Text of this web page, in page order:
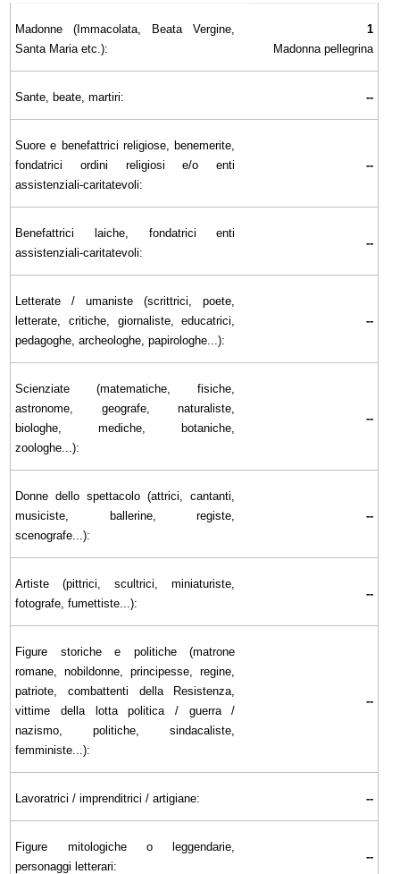
Madonne (Immacolata, Beata Vergine,
Santa Maria etc.):
1
Madonna pellegrina
Sante, beate, martiri: --
Suore e benefattrici religiose, benemerite,
fondatrici ordini religiosi e/o enti
assistenziali-caritatevoli:
--
Benefattrici laiche, fondatrici enti
assistenziali-caritatevoli:
--
Letterate / umaniste (scrittrici, poete,
letterate, critiche, giornaliste, educatrici,
pedagoghe, archeologhe, papirologhe...):
--
Scienziate (matematiche, fisiche,
astronome, geografe, naturaliste,
biologhe, mediche, botaniche,
zoologhe...):
--
Donne dello spettacolo (attrici, cantanti,
musiciste, ballerine, registe,
scenografe...):
--
Artiste (pittrici, scultrici, miniaturiste,
fotografe, fumettiste...):
--
Figure storiche e politiche (matrone
romane, nobildonne, principesse, regine,
patriote, combattenti della Resistenza,
vittime della lotta politica / guerra /
nazismo, politiche, sindacaliste,
femministe...):
--
Lavoratrici / imprenditrici / artigiane: --
Figure mitologiche o leggendarie,
personaggi letterari:
--